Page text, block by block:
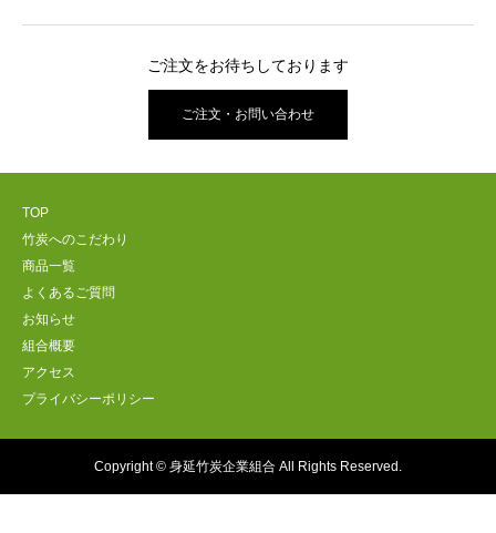
ご注文をお待ちしております
ご注文・お問い合わせ
TOP
竹炭へのこだわり
商品一覧
よくあるご質問
お知らせ
組合概要
アクセス
プライバシーポリシー
Copyright © 身延竹炭企業組合 All Rights Reserved.